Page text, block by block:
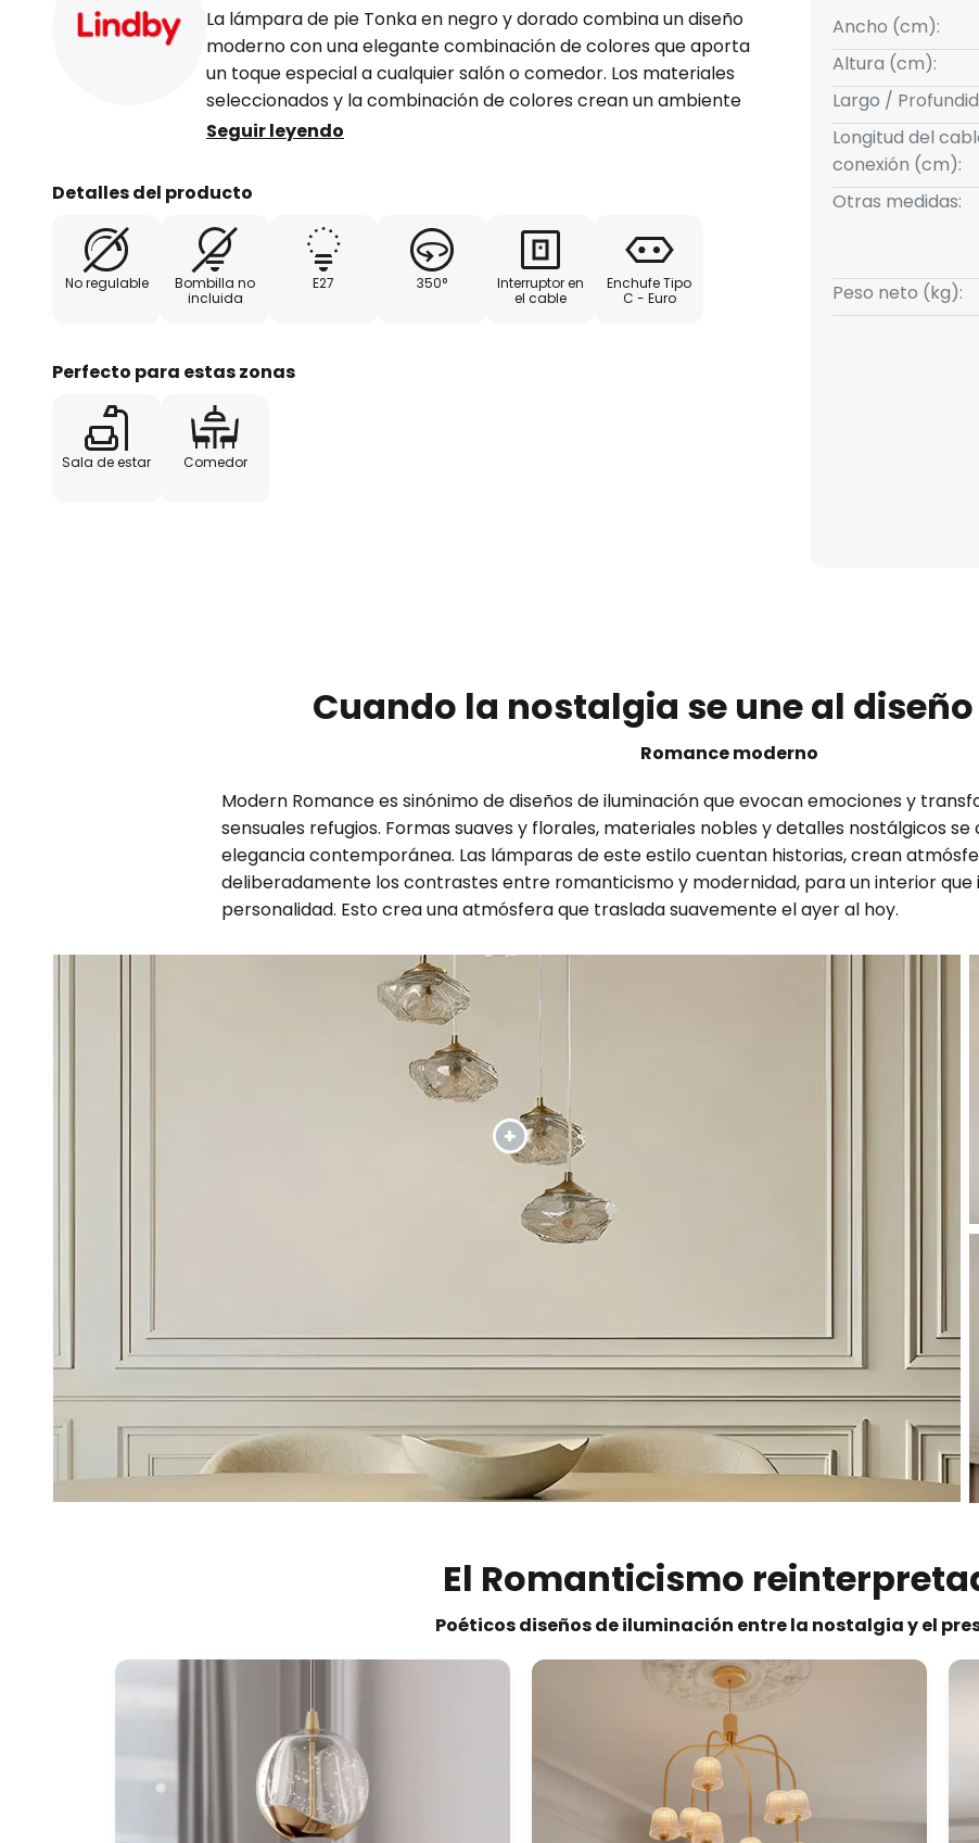
La lámpara de pie Tonka en negro y dorado combina un diseño
moderno con una elegante combinación de colores que aporta
un toque especial a cualquier salón o comedor. Los materiales
seleccionados y la combinación de colores crean un ambiente
inspirador y acogedor. Esta lámpara de pie no es solo un
que influye de manera significativa en el efecto de la habitación.
toque distintivo y resalta la decoración individual.
Seguir leyendo
Detalles del producto
No regulable
Bombilla no
incluida
E27 350°
Interruptor en
el cable
Enchufe Tipo
C - Euro
Perfecto para estas zonas
Sala de estar Comedor
Ancho (cm):
Altura (cm):
Largo /
Longitud del
conexión (cm):
Otras medidas:
Peso neto (kg):
Cuando la nostalgia se une al
Romance moderno
Modern Romance es sinónimo de diseños de iluminación que evocan emociones y
sensuales refugios. Formas suaves y florales, materiales nobles y detalles nostálgicos
elegancia contemporánea. Las lámparas de este estilo cuentan historias, crean
deliberadamente los contrastes entre romanticismo y modernidad, para un interior que
personalidad. Esto crea una atmósfera que traslada suavemente el ayer al hoy.
El Romanticismo
Poéticos diseños de iluminación entre la nostalgia y el